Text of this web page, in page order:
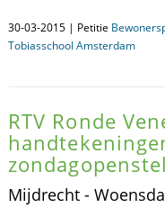
30-03-2015 | Petitie
Tobiasschool Amsterdam
RTV Ronde
Mijdrecht -